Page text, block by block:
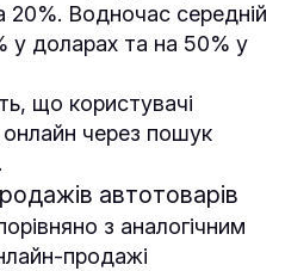
20%. Водночас середній
у доларах та на 50% у
що користувачі
через пошук
автотоварів
з аналогічним
продажі